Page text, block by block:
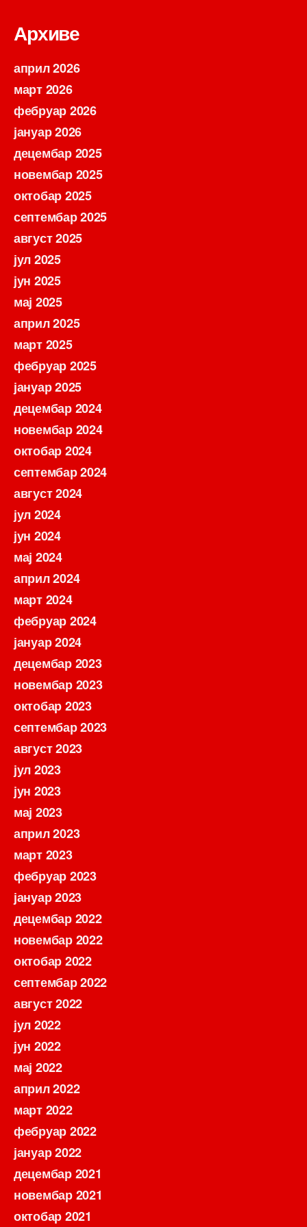
Архиве
април 2026
март 2026
фебруар 2026
јануар 2026
децембар 2025
новембар 2025
октобар 2025
септембар 2025
август 2025
јул 2025
јун 2025
мај 2025
април 2025
март 2025
фебруар 2025
јануар 2025
децембар 2024
новембар 2024
октобар 2024
септембар 2024
август 2024
јул 2024
јун 2024
мај 2024
април 2024
март 2024
фебруар 2024
јануар 2024
децембар 2023
новембар 2023
октобар 2023
септембар 2023
август 2023
јул 2023
јун 2023
мај 2023
април 2023
март 2023
фебруар 2023
јануар 2023
децембар 2022
новембар 2022
октобар 2022
септембар 2022
август 2022
јул 2022
јун 2022
мај 2022
април 2022
март 2022
фебруар 2022
јануар 2022
децембар 2021
новембар 2021
октобар 2021